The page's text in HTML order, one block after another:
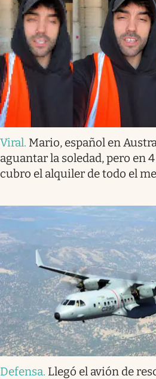
Viral. Mario, español en
aguantar la soledad, pero en
cubro el alquiler de todo el
Defensa. Llegó el avión de